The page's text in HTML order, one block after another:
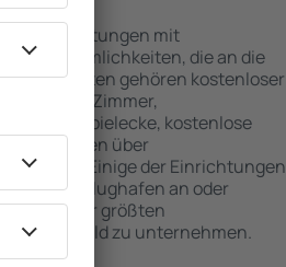
Einrichtungen mit
Annehmlichkeiten, die an die
beliebtesten gehören kostenloser
/ Safe im Zimmer,
Kinderspielecke, kostenlose
über
Einige der Einrichtungen
zum Flughafen an oder
Spuren der größten
Steinfeld zu unternehmen.